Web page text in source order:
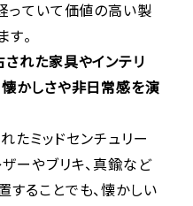
っていて価値の高い製
。
された家具やインテリ
懐かしさや非日常感を演
ミッドセンチュリー
ーやブリキ、真鍮など
ることでも、懐かしい